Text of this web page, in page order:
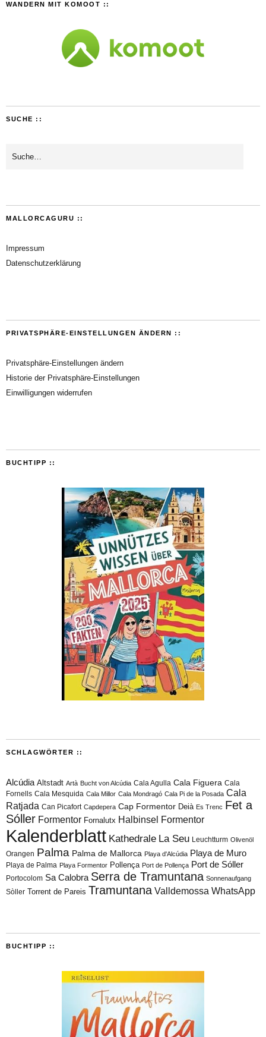
WANDERN MIT KOMOOT ::
SUCHE ::
MALLORCAGURU ::
Impressum
Datenschutzerklärung
PRIVATSPHÄRE-EINSTELLUNGEN ÄNDERN ::
Privatsphäre-Einstellungen ändern
Historie der Privatsphäre-Einstellungen
Einwilligungen widerrufen
BUCHTIPP ::
SCHLAGWÖRTER ::
Alcúdia Altstadt Artà Bucht von Alcúdia Cala Agulla Cala Figuera Cala
Fornells Cala Mesquida Cala Millor Cala Mondragó Cala Pi de la Posada Cala
Ratjada Can Picafort Capdepera Cap Formentor Deià Es Trenc Fet a
Sóller Formentor Fornalutx Halbinsel Formentor
Kalenderblatt Kathedrale La Seu Leuchtturm Olivenöl
Orangen Palma Palma de Mallorca Playa d'Alcúdia Playa de Muro
Playa de Palma Playa Formentor Pollença Port de Pollença Port de Sóller
Portocolom Sa Calobra Serra de Tramuntana Sonnenaufgang
Sòller Torrent de Pareis Tramuntana Valldemossa WhatsApp
BUCHTIPP ::